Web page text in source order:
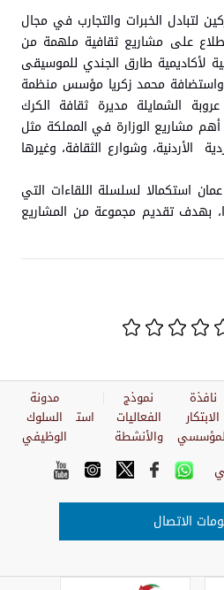
لتبادل الخبرات والتجارب في مجال
على مشاريع ثقافية ملهمة من
لأكاديمية طارق الجندي للموسيقى
واستضافة محمد زكريا مؤسس منظمة
الشمايلة مديرة ثقافة الكرك
مشاريع الوزارة في المملكة مثل
الأردنية، وشوارع الثقافة، وغيرها
استكمالا لسلسلة اللقاءات التي
بهدف تقديم مجموعة من المشاريع
نافذة
الابتكار
نموذج
الفعاليات
والأنشطة
استبيان
مدونة
السلوك
الوظيفي
الاتصال